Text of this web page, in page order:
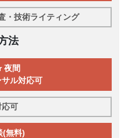
・技術ライティング
法
夜間
ル対応可
応可
(無料)